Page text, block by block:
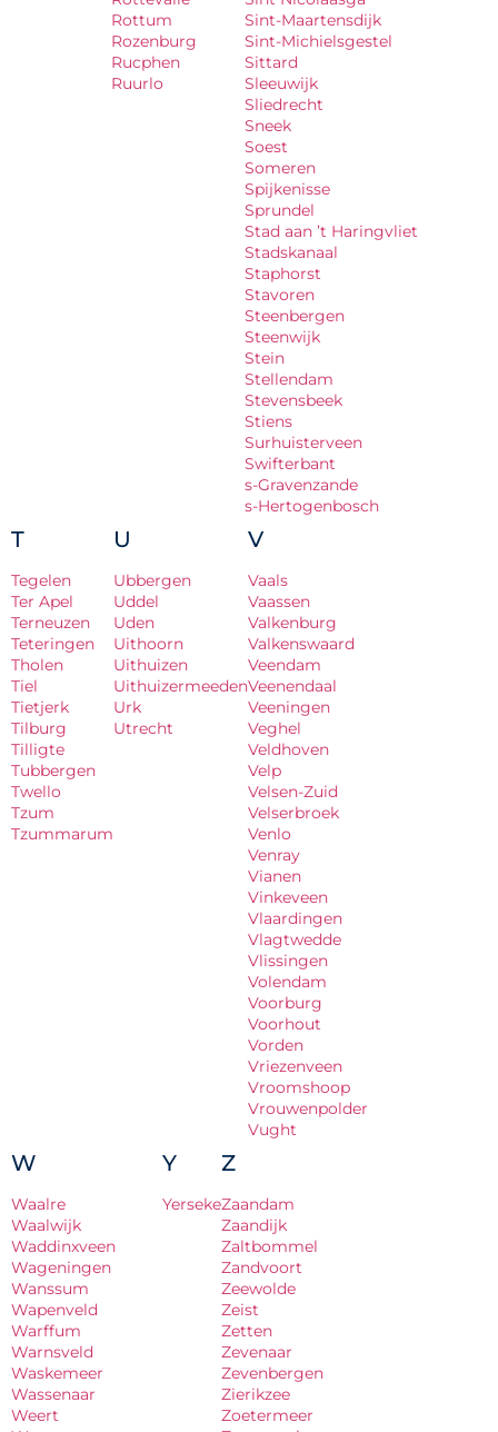
Rottum
Rozenburg
Rucphen
Ruurlo
Sint-Maartensdijk
Sint-Michielsgestel
Sittard
Sleeuwijk
Sliedrecht
Sneek
Soest
Someren
Spijkenisse
Sprundel
Stad aan ’t Haringvliet
Stadskanaal
Staphorst
Stavoren
Steenbergen
Steenwijk
Stein
Stellendam
Stevensbeek
Stiens
Surhuisterveen
Swifterbant
s-Gravenzande
s-Hertogenbosch
T
Tegelen
Ter Apel
Terneuzen
Teteringen
Tholen
Tiel
Tietjerk
Tilburg
Tilligte
Tubbergen
Twello
Tzum
Tzummarum
U
Ubbergen
Uddel
Uden
Uithoorn
Uithuizen
Uithuizermeeden
Urk
Utrecht
V
Vaals
Vaassen
Valkenburg
Valkenswaard
Veendam
Veenendaal
Veeningen
Veghel
Veldhoven
Velp
Velsen-Zuid
Velserbroek
Venlo
Venray
Vianen
Vinkeveen
Vlaardingen
Vlagtwedde
Vlissingen
Volendam
Voorburg
Voorhout
Vorden
Vriezenveen
Vroomshoop
Vrouwenpolder
Vught
W
Waalre
Waalwijk
Waddinxveen
Wageningen
Wanssum
Wapenveld
Warffum
Warnsveld
Waskemeer
Wassenaar
Weert
Y
Yerseke
Z
Zaandam
Zaandijk
Zaltbommel
Zandvoort
Zeewolde
Zeist
Zetten
Zevenaar
Zevenbergen
Zierikzee
Zoetermeer